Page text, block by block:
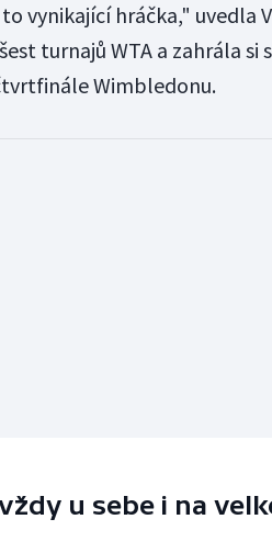
vynikající hráčka," uvedla
turnajů WTA a zahrála
Wimbledonu.
u sebe i na